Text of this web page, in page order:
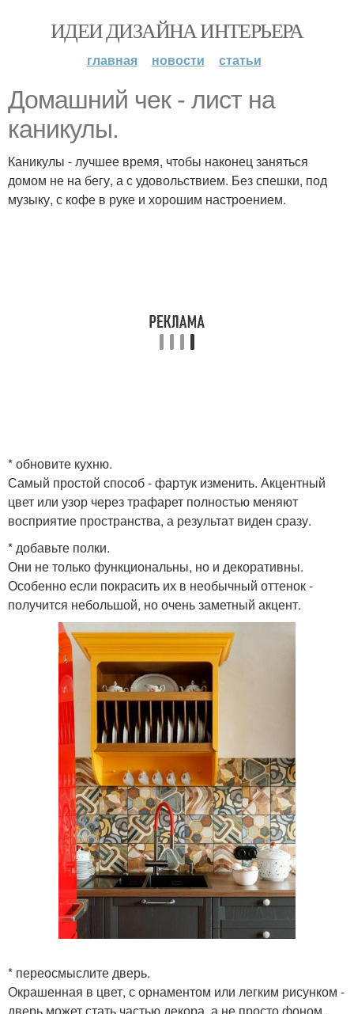
ИДЕИ ДИЗАЙНА ИНТЕРЬЕРА
главная новости статьи
Домашний чек - лист на
каникулы.
Каникулы - лучшее время, чтобы наконец заняться
домом не на бегу, а с удовольствием. Без спешки, под
музыку, с кофе в руке и хорошим настроением.
* обновите кухню.
Самый простой способ - фартук изменить. Акцентный
цвет или узор через трафарет полностью меняют
восприятие пространства, а результат виден сразу.
* добавьте полки.
Они не только функциональны, но и декоративны.
Особенно если покрасить их в необычный оттенок -
получится небольшой, но очень заметный акцент.
* переосмыслите дверь.
Окрашенная в цвет, с орнаментом или легким рисунком -
дверь может стать частью декора, а не просто фоном.